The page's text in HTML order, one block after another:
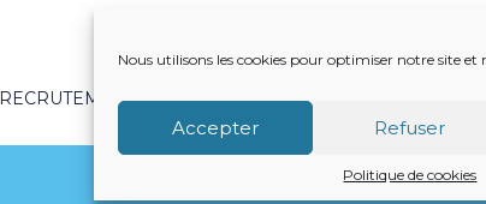
Nous utilisons les cookies pour optimiser notre site et
Accepter Refuser
Politique de cookies
RECRUTEMENT NOTRE ACTUALITÉ VIE DU